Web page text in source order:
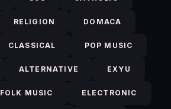
RELIGION DOMACA
CLASSICAL POP MUSIC
ALTERNATIVE EXYU
FOLK MUSIC ELECTRONIC